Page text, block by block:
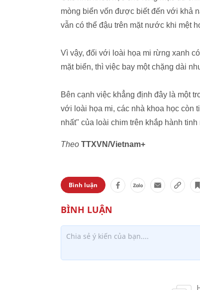
mòng biển vốn được biết đến với khả
vẫn có thể đậu trên mặt nước khi mệt
Vì vậy, đối với loài họa mi rừng xanh
mặt biển, thì việc bay một chặng dài
Bên cạnh việc khẳng định đây là một
với loài họa mi, các nhà khoa học còn
nhất" của loài chim trên khắp hành tinh
Theo TTXVN/Vietnam+
Bình luận